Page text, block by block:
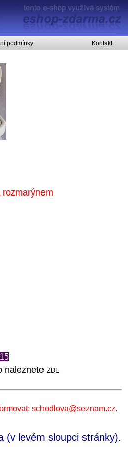
podmínky Kontakt
naleznete ZDE
schodlova@seznam.cz.
(v levém sloupci stránky).